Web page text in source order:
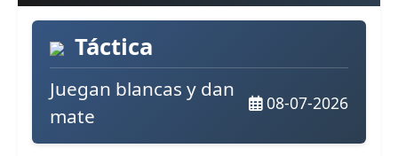
Táctica
Juegan blancas y dan
mate
08-07-2026